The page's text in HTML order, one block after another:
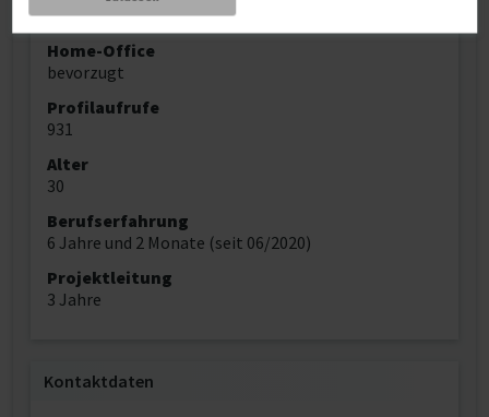
Schweiz
Home-Office
bevorzugt
Profilaufrufe
931
Alter
30
Berufserfahrung
6 Jahre und 2 Monate (seit 06/2020)
Projektleitung
3 Jahre
Kontaktdaten